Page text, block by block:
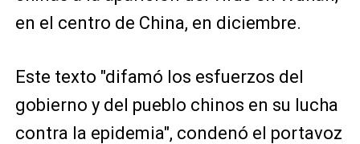
en el centro de China, en diciembre.
Este texto "difamó los esfuerzos del
gobierno y del pueblo chinos en su lucha
contra la epidemia", condenó el portavoz